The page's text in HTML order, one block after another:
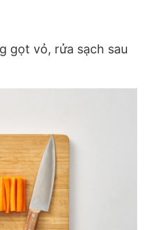
gọt vỏ, rửa sạch sau